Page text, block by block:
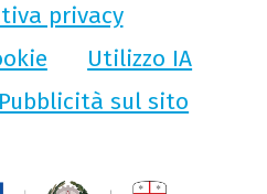
privacy
Utilizzo IA
Pubblicità sul sito